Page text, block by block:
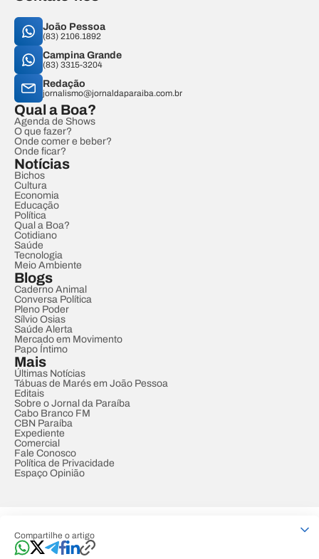
Compartilhe o artigo
João Pessoa
(83) 2106.1892
Campina Grande
(83) 3315-3204
Redação
jornalismo@jornaldaparaiba.com.br
Qual a Boa?
Agenda de Shows
O que fazer?
Onde comer e beber?
Onde ficar?
Notícias
Bichos
Cultura
Economia
Educação
Política
Qual a Boa?
Cotidiano
Saúde
Tecnologia
Meio Ambiente
Blogs
Caderno Animal
Conversa Política
Pleno Poder
Sílvio Osias
Saúde Alerta
Mercado em Movimento
Papo Íntimo
Mais
Últimas Notícias
Tábuas de Marés em João Pessoa
Editais
Sobre o Jornal da Paraíba
Cabo Branco FM
CBN Paraíba
Expediente
Comercial
Fale Conosco
Política de Privacidade
Espaço Opinião
Developed by Designed by